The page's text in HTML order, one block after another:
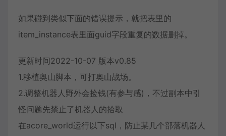
如果碰到类似下面的错误提示，就把表里的
item_instance表里面guid字段重复的数据删掉。
更新时间2022-10-07 版本v0.85
1.移植奥山脚本，可打奥山战场。
2.调整机器人野外会捡钱(有参与感)，不过副本中引
怪问题先禁止了机器人的拾取
在acore_world运行以下sql，防止某几个部落机器人